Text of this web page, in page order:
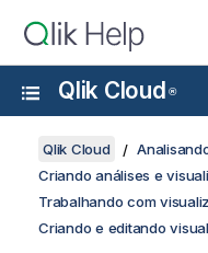
Qlik Cloud ®
Qlik Cloud
Criando análises e
Trabalhando com
Criando e editando